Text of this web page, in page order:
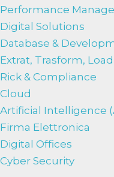
Performance
Digital Solutions
Database &
Extrat, Trasform, Load
Rick & Compliance
Cloud
Artificial Intelligence
Firma Elettronica
Digital Offices
Cyber Security